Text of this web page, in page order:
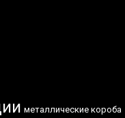
металлические короба